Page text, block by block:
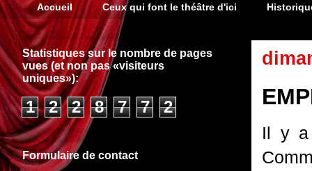
Accueil Ceux qui font le théâtre d'ici
Il y a
Statistiques sur le nombre de pages
vues (et non pas «visiteurs
uniques»):
1 2 2 8 7 7 2
Formulaire de contact